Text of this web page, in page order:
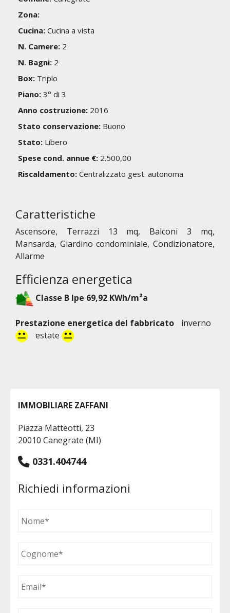
Zona:
Cucina: Cucina a vista
N. Camere: 2
N. Bagni: 2
Box: Triplo
Piano: 3° di 3
Anno costruzione: 2016
Stato conservazione: Buono
Stato: Libero
Spese cond. annue €: 2.500,00
Riscaldamento: Centralizzato gest. autonoma
Caratteristiche
Ascensore, Terrazzi 13 mq, Balconi 3 mq,
Mansarda, Giardino condominiale, Condizionatore,
Allarme
Efficienza energetica
Classe B Ipe 69,92 KWh/m²a
Prestazione energetica del fabbricato
inverno
estate
IMMOBILIARE ZAFFANI
Piazza Matteotti, 23
20010 Canegrate (MI)
0331.404744
Richiedi informazioni